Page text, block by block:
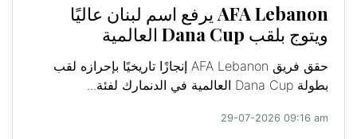
AFA Lebanon يرفع اسم لبنان عاليًا
ويتوج بلقب Dana Cup العالمية
حقق فريق AFA Lebanon إنجازًا تاريخيًا بإحرازه لقب
بطولة Dana Cup العالمية في الدنمارك لفئة...
29-07-2026 09:16 am